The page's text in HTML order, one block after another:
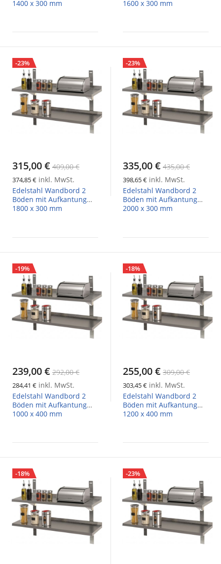
1400 x 300 mm 1600 x 300 mm
-23%
315,00 € 409,00 €
374,85 € inkl. MwSt.
Edelstahl Wandbord 2
Böden mit Aufkantung
1800 x 300 mm
-23%
335,00 € 435,00 €
398,65 € inkl. MwSt.
Edelstahl Wandbord 2
Böden mit Aufkantung
2000 x 300 mm
-19%
239,00 € 292,00 €
284,41 € inkl. MwSt.
Edelstahl Wandbord 2
Böden mit Aufkantung
1000 x 400 mm
-18%
255,00 € 309,00 €
303,45 € inkl. MwSt.
Edelstahl Wandbord 2
Böden mit Aufkantung
1200 x 400 mm
-18% -23%